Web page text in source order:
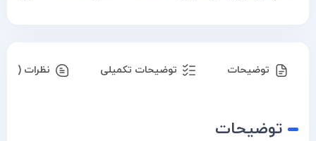
توضیحات توضیحات تکمیلی نظرات (۰)
توضیحات